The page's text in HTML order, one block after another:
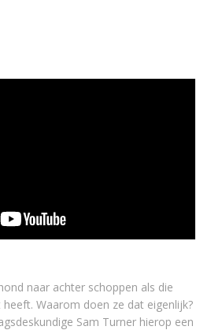
naar achter schoppen als die
Waarom doen ze dat eigenlijk?
Sam Turner hierop een